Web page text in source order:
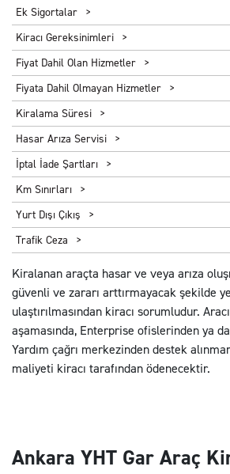
Ek Sigortalar
Kiracı Gereksinimleri
Fiyat Dahil Olan Hizmetler
Fiyata Dahil Olmayan Hizmetler
Kiralama Süresi
Hasar Arıza Servisi
İptal İade Şartları
Km Sınırları
Yurt Dışı Çıkış
Trafik Ceza
Kiralanan araçta hasar ve veya arıza
güvenli ve zararı arttırmayacak şekilde
ulaştırılmasından kiracı sorumludur.
aşamasında, Enterprise ofislerinden ya
Yardım çağrı merkezinden destek
maliyeti kiracı tarafından ödenecektir.
Ankara YHT Gar Araç